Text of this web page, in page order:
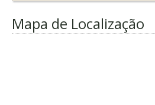
Mapa de Localização